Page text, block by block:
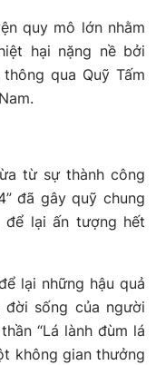
quy mô lớn nhằm
hại nặng nề bởi
qua Quỹ Tấm
từ sự thành công
đã gây quỹ chung
lại ấn tượng hết
lại những hậu quả
đời sống của người
“Lá lành đùm lá
không gian thưởng